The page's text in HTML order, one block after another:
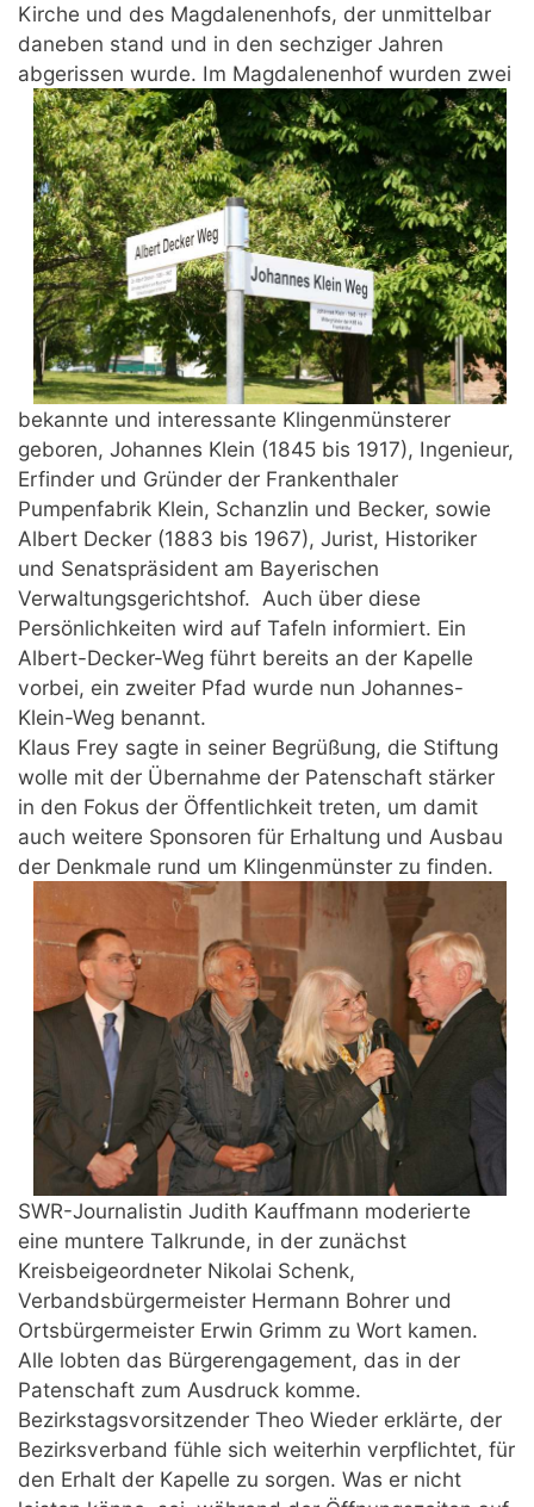
Kirche und des Magdalenenhofs, der unmittelbar
daneben stand und in den sechziger Jahren
abgerissen wurde. Im Magdalenenhof wurden zwei
bekannte und interessante Klingenmünsterer
geboren, Johannes Klein (1845 bis 1917), Ingenieur,
Erfinder und Gründer der Frankenthaler
Pumpenfabrik Klein, Schanzlin und Becker, sowie
Albert Decker (1883 bis 1967), Jurist, Historiker
und Senatspräsident am Bayerischen
Verwaltungsgerichtshof. Auch über diese
Persönlichkeiten wird auf Tafeln informiert. Ein
Albert-Decker-Weg führt bereits an der Kapelle
vorbei, ein zweiter Pfad wurde nun Johannes-
Klein-Weg benannt.
Klaus Frey sagte in seiner Begrüßung, die Stiftung
wolle mit der Übernahme der Patenschaft stärker
in den Fokus der Öffentlichkeit treten, um damit
auch weitere Sponsoren für Erhaltung und Ausbau
der Denkmale rund um Klingenmünster zu finden.
SWR-Journalistin Judith Kauffmann moderierte
eine muntere Talkrunde, in der zunächst
Kreisbeigeordneter Nikolai Schenk,
Verbandsbürgermeister Hermann Bohrer und
Ortsbürgermeister Erwin Grimm zu Wort kamen.
Alle lobten das Bürgerengagement, das in der
Patenschaft zum Ausdruck komme.
Bezirkstagsvorsitzender Theo Wieder erklärte, der
Bezirksverband fühle sich weiterhin verpflichtet, für
den Erhalt der Kapelle zu sorgen. Was er nicht